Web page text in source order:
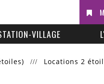
VILLAGE
Locations 2